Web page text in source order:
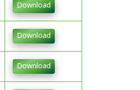
Download
Download
Download